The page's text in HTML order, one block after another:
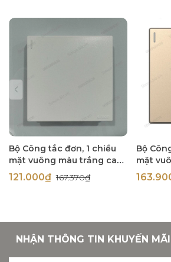
Bộ Công tắc đơn, 1 chiều
mặt vuông màu trắng cao
cấp Simon S6 581011
121.000₫167.370₫
Bộ
mặt
Simon
NHẬN THÔNG TIN KHUYẾN